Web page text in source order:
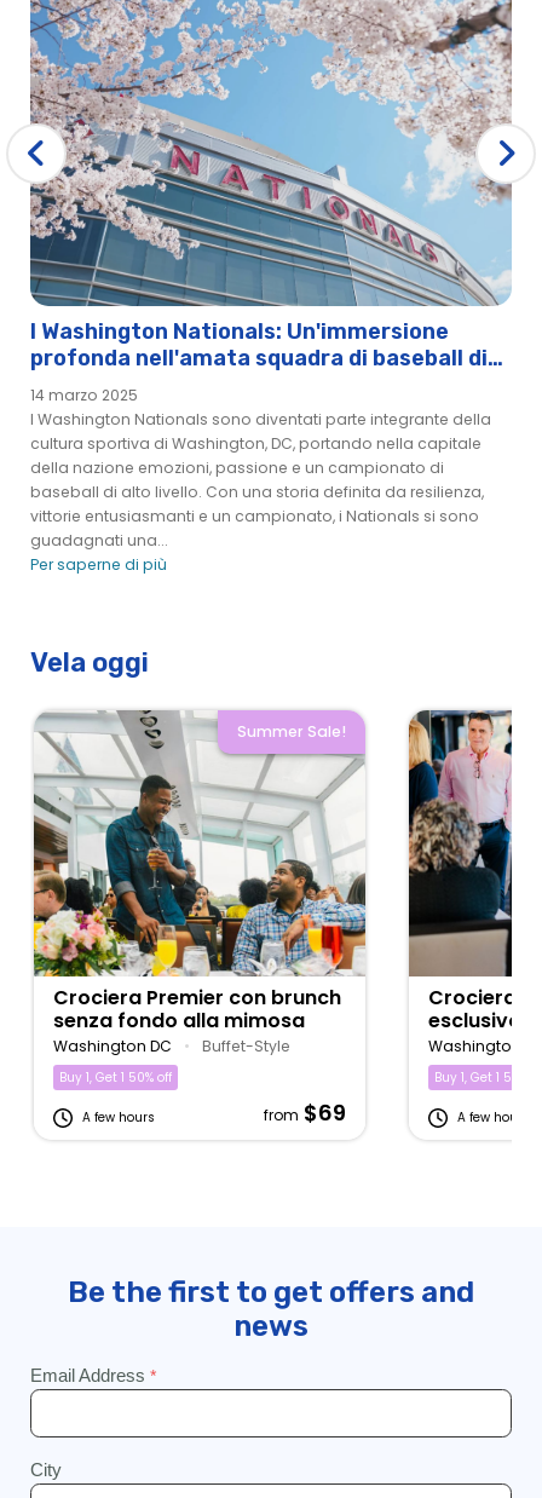
I Washington Nationals: Un'immersione
profonda nell'amata squadra di baseball di
Washington
14 marzo 2025
I Washington Nationals sono diventati parte integrante della
cultura sportiva di Washington, DC, portando nella capitale
della nazione emozioni, passione e un campionato di
baseball di alto livello. Con una storia definita da resilienza,
vittorie entusiasmanti e un campionato, i Nationals si sono
guadagnati una...
Per saperne di più
Vela oggi
Summer Sale!
Crociera Premier con brunch
senza fondo alla mimosa
Washington DC • Buffet-Style
Buy 1, Get 1 50% off
A few hours from $69
Crociera
esclusivo
Washington
Buy 1, Get 1 50%
A few hours